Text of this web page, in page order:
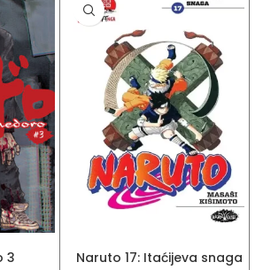
3 Naruto 17: Itaćijeva snaga